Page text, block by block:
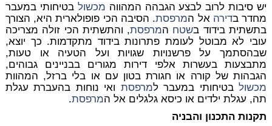
יש סיבות לרוב לבצע הגבהה המהווה מכשול בטיחותי במעבר
מחדר בדירה אל המרפסת. הסיבה הכי פופולארית היא, הצורך
בתשתית בידוד בשטח המרפסת, והתשתית הכי זולה מצריכה
עובי לא מבוטל לעומת פתרונות בידוד מתקדמות. כך יוצא,
שבהסתמך על פרשנויות שגויות ועל הטעיה או טעות,
מתבצעות בעשרות אלפי דירות מגורים בבניינים גבוהים,
הגבהות של קורה או חגורת בטון עם או בלי ברזל, המהוות
מכשולבטיחותי במעבר למרפסת ואי נוחות בהעברת עגלת
תה, עגלת ילדים או כיסא גלגלים אל המרפסת.
תקנות התכנון והבניה